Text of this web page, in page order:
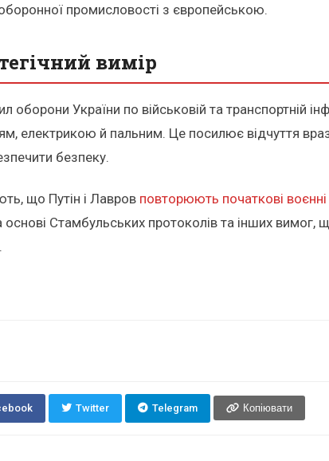
промисловості з європейською.
вимір
оборони України по військовій та транспортній
електрикою й пальним. Це посилює відчуття
безпеку.
що Путін і Лавров повторюють початкові воєнні
Стамбульських протоколів та інших
Twitter Telegram Копіювати